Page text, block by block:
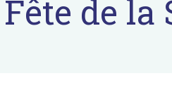
Fête de la